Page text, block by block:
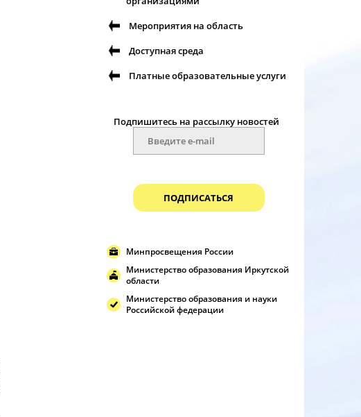
Мероприятия на область
Доступная среда
Платные образовательные услуги
Подпишитесь на рассылку новостей
ПОДПИСАТЬСЯ
Минпросвещения России
Министерство образования Иркутской
области
Министерство образования и науки
Российской федерации